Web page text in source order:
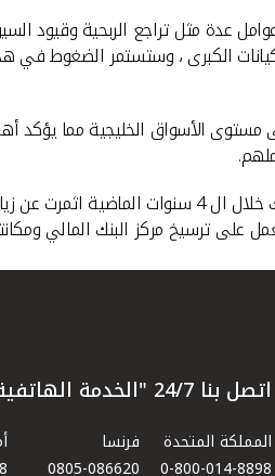
عدة مثل تراجع الربحية وقيود
الكبرى ، وستستمر الضغوط في
الأسواق الخليجية مما يؤكد
ترسيخ مركز البنك المالي ومكانته
اتصل بنا 24/7 "الخدمة الهاتفية" 1803333
المملكة المتحدة
0-800-014-8898
فرنسا
0805-086620